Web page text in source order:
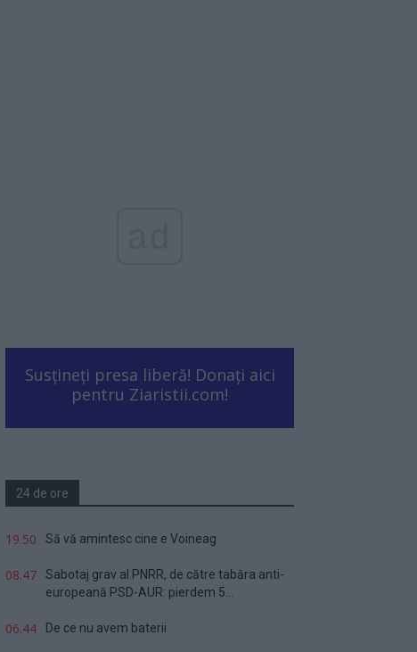
Susțineți presa liberă! Donați aici
pentru Ziaristii.com!
24 de ore
19.50 Să vă amintesc cine e Voineag
08.47
Sabotaj grav al PNRR, de către tabăra anti-
europeană PSD-AUR: pierdem 5...
06.44 De ce nu avem baterii